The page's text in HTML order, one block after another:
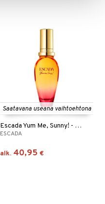
Saatavana useana vaihtoehtona
Escada Yum Me, Sunny! - Eau de parfum
ESCADA
alk. 40,95 €